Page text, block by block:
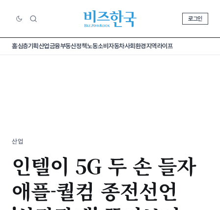
로그인
홈심층기획산업금융부동산정책노동소비 자동차사회환경지역라이프
산업
인텔이 5G 두 손 들자
애플-퀄컴 종전선언